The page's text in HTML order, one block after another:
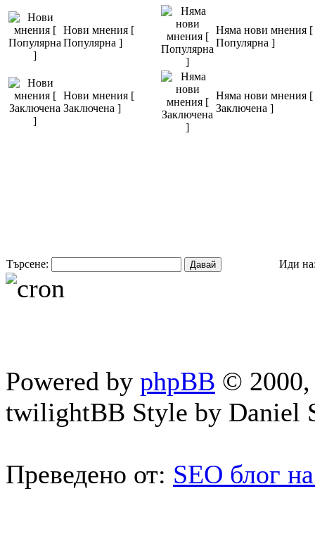
Нови мнения [
Популярна ]
Няма нови мнения [
Популярна ]
Нови мнения [
Заключена ]
Няма нови мнения [
Заключена ]
Търсене: Иди
Powered by phpBB © 2000,
twilightBB Style by Daniel
Преведено от: SEO блог